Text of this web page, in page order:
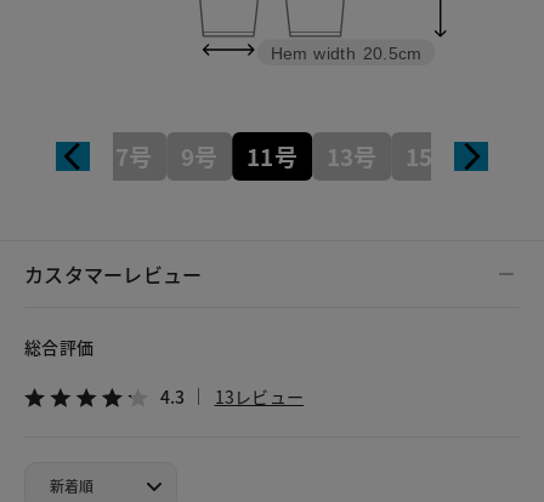
Hem width 20.5cm
7号 9号 11号 13号 15号
カスタマーレビュー
総合評価
4.3 13レビュー